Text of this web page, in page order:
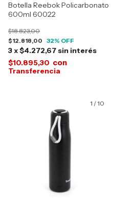
Botella Reebok Policarbonato
600ml 60022
$12.818,00
$18.823,00
32% OFF
3x$4.272,67 sin interés
$10.895,30 con
1 /10